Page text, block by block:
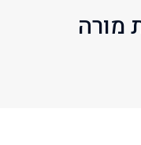
מורה